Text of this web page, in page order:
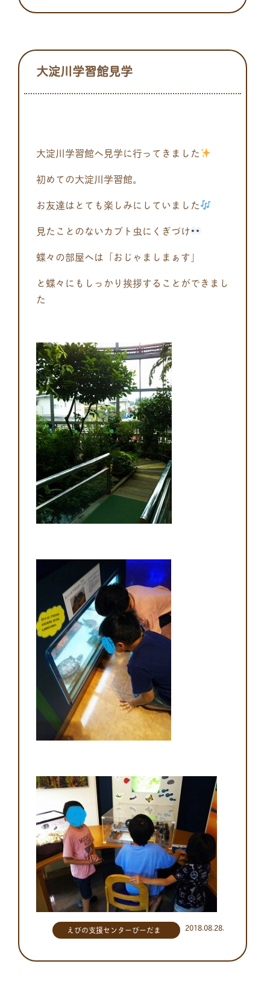
大淀川学習館見学
大淀川学習館へ見学に行ってきました
初めての大淀川学習館。
お友達はとても楽しみにしていました
見たことのないカブト虫にくぎづけ
蝶々の部屋へは「おじゃましまぁす」
と蝶々にもしっかり挨拶することができまし
た
2018.08.28.
えびの支援センターびーだま